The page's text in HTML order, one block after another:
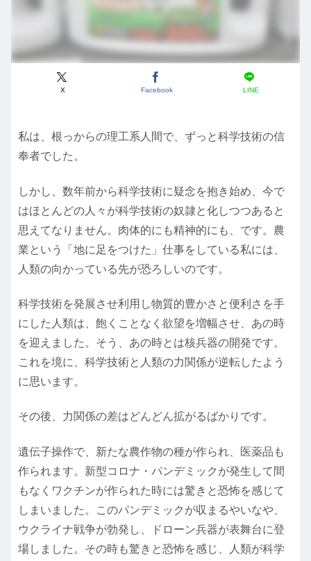
X Facebook LINE
私は、根っからの理工系人間で、ずっと科学技術の信
奉者でした。
しかし、数年前から科学技術に疑念を抱き始め、今で
はほとんどの人々が科学技術の奴隷と化しつつあると
思えてなりません。肉体的にも精神的にも、です。農
業という「地に足をつけた」仕事をしている私には、
人類の向かっている先が恐ろしいのです。
科学技術を発展させ利用し物質的豊かさと便利さを手
にした人類は、飽くことなく欲望を増幅させ、あの時
を迎えました。そう、あの時とは核兵器の開発です。
これを境に、科学技術と人類の力関係が逆転したよう
に思います。
その後、力関係の差はどんどん拡がるばかりです。
遺伝子操作で、新たな農作物の種が作られ、医薬品も
作られます。新型コロナ・パンデミックが発生して間
もなくワクチンが作られた時には驚きと恐怖を感じて
しまいました。このパンデミックが収まるやいなや、
ウクライナ戦争が勃発し、ドローン兵器が表舞台に登
場しました。その時も驚きと恐怖を感じ、人類が科学